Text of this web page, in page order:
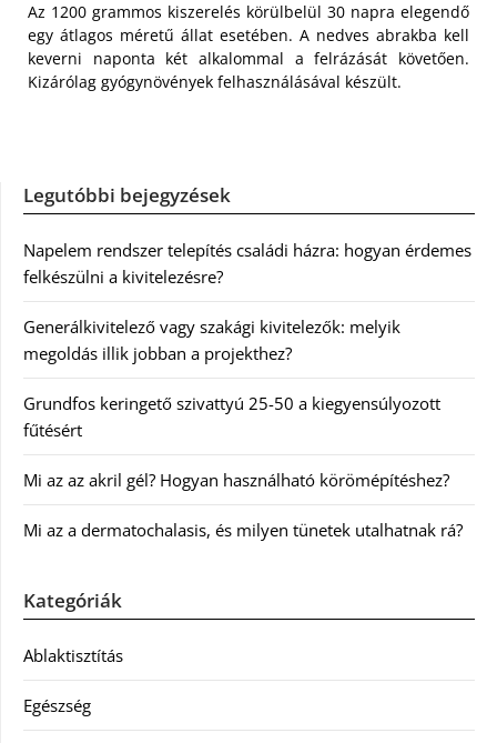
Az 1200 grammos kiszerelés körülbelül 30 napra elegendő
egy átlagos méretű állat esetében. A nedves abrakba kell
keverni naponta két alkalommal a felrázását követően.
Kizárólag gyógynövények felhasználásával készült.
Legutóbbi bejegyzések
Napelem rendszer telepítés családi házra: hogyan érdemes
felkészülni a kivitelezésre?
Generálkivitelező vagy szakági kivitelezők: melyik
megoldás illik jobban a projekthez?
Grundfos keringető szivattyú 25-50 a kiegyensúlyozott
fűtésért
Mi az az akril gél? Hogyan használható körömépítéshez?
Mi az a dermatochalasis, és milyen tünetek utalhatnak rá?
Kategóriák
Ablaktisztítás
Egészség